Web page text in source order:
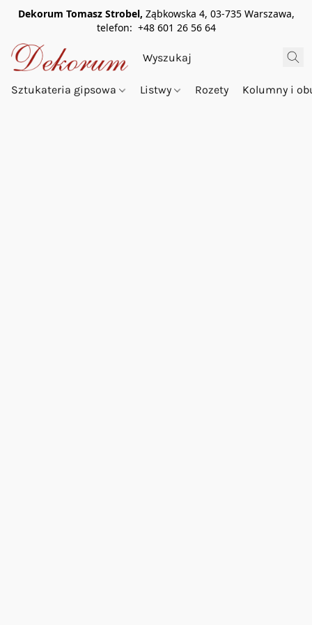
Dekorum Tomasz Strobel, Ząbkowska 4, 03-735 Warszawa,
telefon: +48 601 26 56 64
Sztukateria gipsowa Listwy Rozety Kolumny i